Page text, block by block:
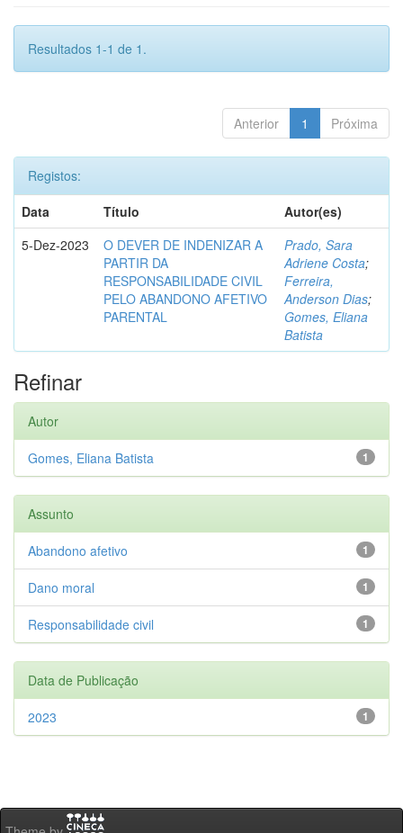
Resultados 1-1 de 1.
Anterior 1 Próxima
Registos:
Data
Título
Autor(es)
5-Dez-2023
O DEVER DE INDENIZAR A
PARTIR DA
RESPONSABILIDADE CIVIL
PELO ABANDONO AFETIVO
PARENTAL
Prado, Sara
Adriene Costa;
Ferreira,
Anderson Dias;
Gomes, Eliana
Batista
Refinar
Autor
1
Gomes, Eliana Batista
Assunto
1
Abandono afetivo
1
Dano moral
1
Responsabilidade civil
Data de Publicação
1
2023